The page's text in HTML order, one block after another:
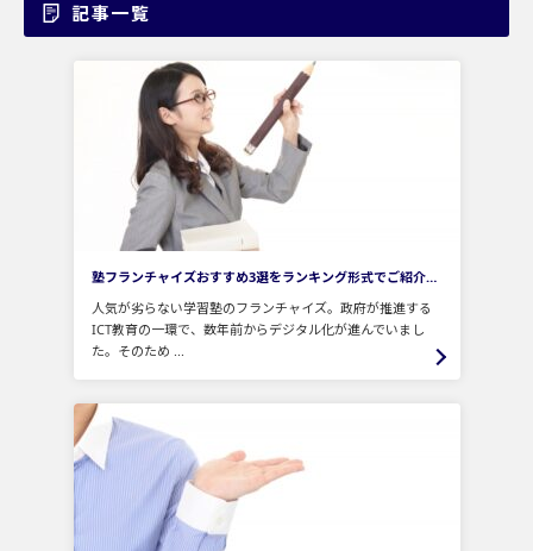
記事一覧
塾フランチャイズおすすめ3選をランキング形式でご紹介！選ぶ時のポイントも合わせて解説
人気が劣らない学習塾のフランチャイズ。政府が推進する
ICT教育の一環で、数年前からデジタル化が進んでいまし
た。そのため ...